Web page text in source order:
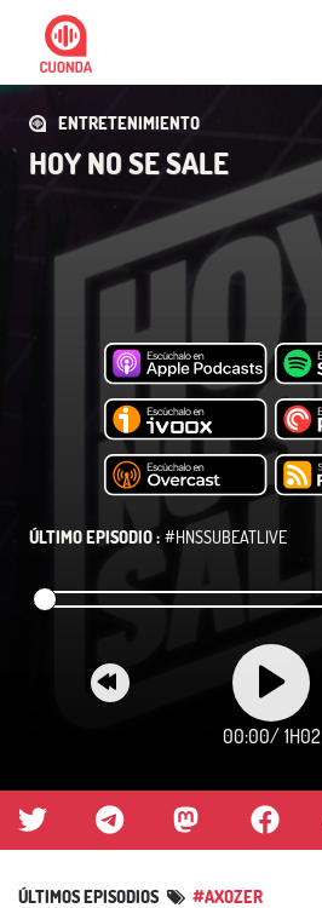
ENTRETENIMIENTO
HOY NO SE SALE
ÚLTIMO EPISODIO : #HNSSUBEATLIVE
00:00/ 1H02
ÚLTIMOS EPISODIOS #AXOZER